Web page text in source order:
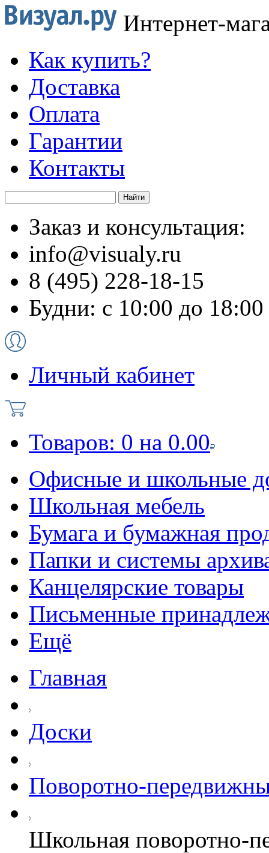
Интернет-
Как купить?
Доставка
Оплата
Гарантии
Контакты
Заказ и консультация:
info@visualy.ru
8 (495) 228-18-15
Будни: с 10:00 до 18:00
Личный кабинет
Товаров: 0 на 0.00
Офисные и школьные
Школьная мебель
Бумага и бумажная
Папки и системы
Канцелярские товары
Письменные
Ещё
Главная
Доски
Поворотно-
Школьная поворотно-